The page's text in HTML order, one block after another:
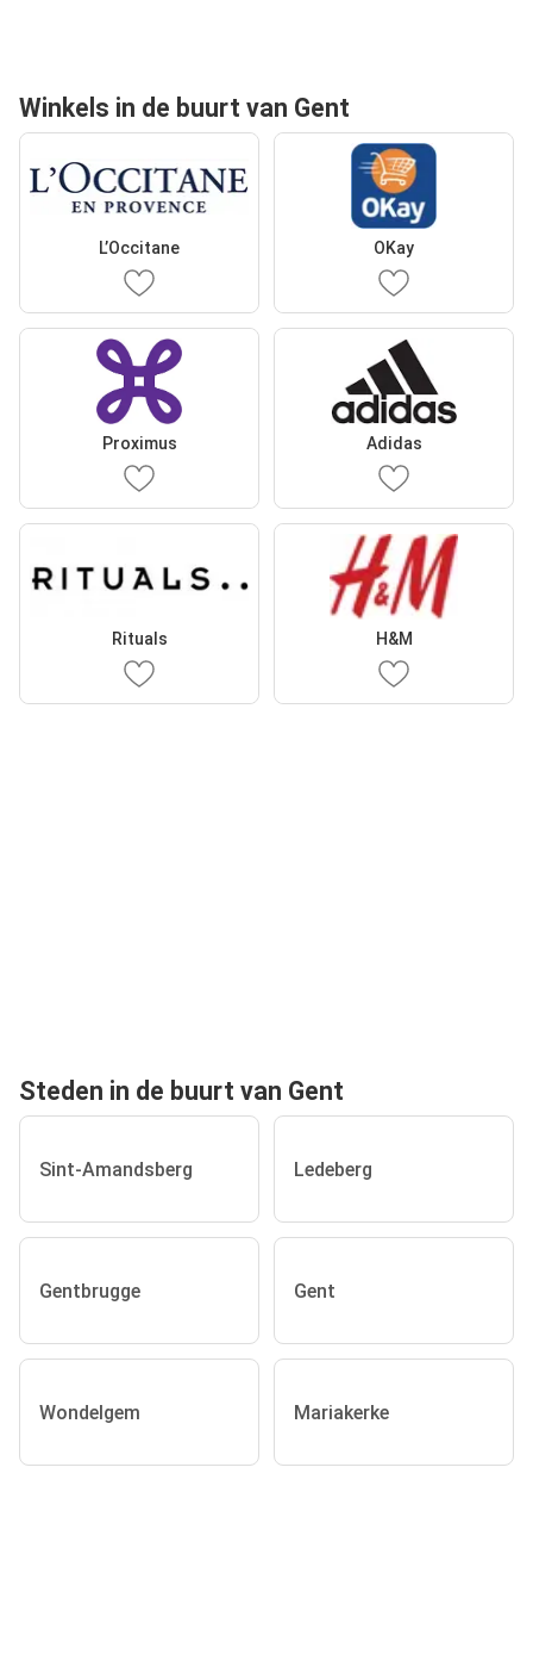
Winkels in de buurt van Gent
L’Occitane OKay
Proximus Adidas
Rituals H&M
Steden in de buurt van Gent
Sint-Amandsberg Ledeberg
Gentbrugge Gent
Wondelgem Mariakerke